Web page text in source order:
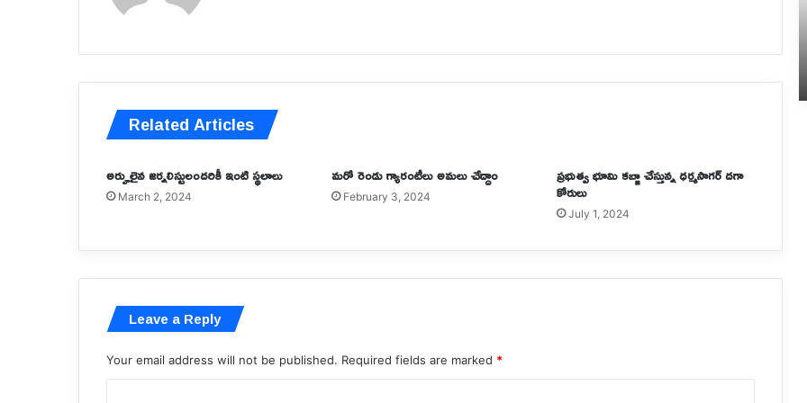
Related Articles
అర్హులైన జర్నలిస్టులందరికీ ఇంటి స్థలాలు
March 2, 2024
మరో రెండు గ్యారంటీలు అమలు చేద్దాం
February 3, 2024
ప్రభుత్వ భూమి కబ్జా చేస్తున్న ధర్మసాగర్ దగా
కోరులు
July 1, 2024
Leave a Reply
Your email address will not be published. Required fields are marked *
అల్లుఅర్జున్
‘ప్రాణం పోయినా కేసు పెట్టొద్దా ?’.. అల్లుఅర్జున్ అరెస్టుపై
సీఎం రేవంత్ పరారీ లో మంచు మోహన్ బాబు